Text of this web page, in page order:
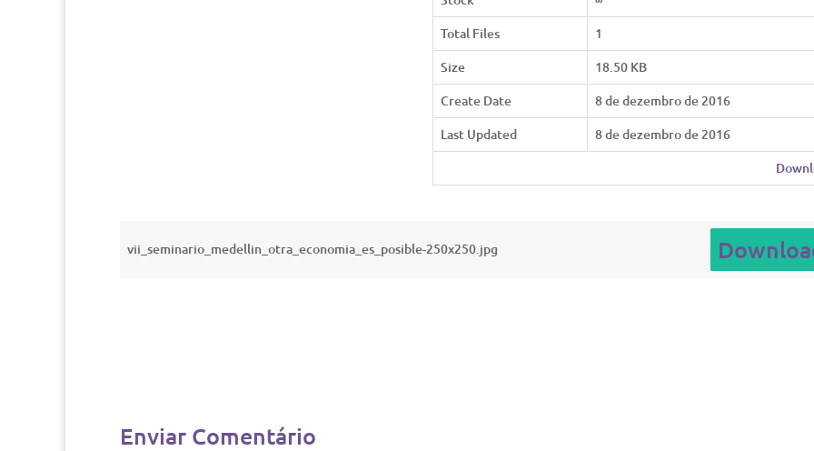
Total Files
1
Size
18.50 KB
Create Date
8 de dezembro de 2016
Last Updated
8 de dezembro de 2016
vii_seminario_medellin_otra_economia_es_posible-250x250.jpg
Enviar Comentário